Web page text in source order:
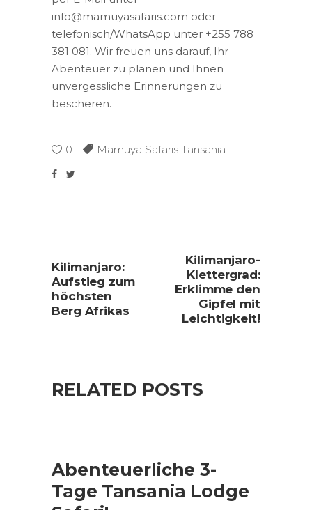
info@mamuyasafaris.com oder
telefonisch/WhatsApp unter +255 788
381 081. Wir freuen uns darauf, Ihr
Abenteuer zu planen und Ihnen
unvergessliche Erinnerungen zu
bescheren.
0 Mamuya Safaris Tansania
Kilimanjaro:
Aufstieg zum
höchsten
Berg Afrikas
Kilimanjaro-
Klettergrad:
Erklimme den
Gipfel mit
Leichtigkeit!
RELATED POSTS
Abenteuerliche 3-
Tage Tansania Lodge